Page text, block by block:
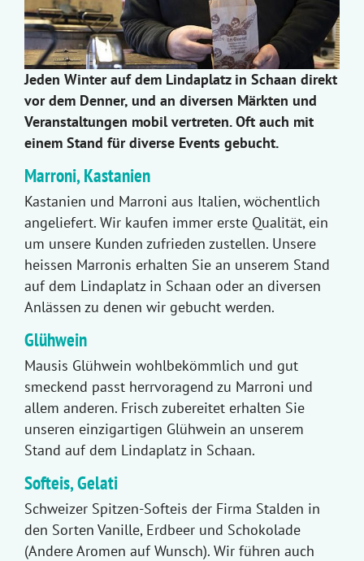
Jeden Winter auf dem Lindaplatz in Schaan direkt
vor dem Denner, und an diversen Märkten und
Veranstaltungen mobil vertreten. Oft auch mit
einem Stand für diverse Events gebucht.
Marroni, Kastanien
Kastanien und Marroni aus Italien, wöchentlich
angeliefert. Wir kaufen immer erste Qualität, ein
um unsere Kunden zufrieden zustellen. Unsere
heissen Marronis erhalten Sie an unserem Stand
auf dem Lindaplatz in Schaan oder an diversen
Anlässen zu denen wir gebucht werden.
Glühwein
Mausis Glühwein wohlbekömmlich und gut
smeckend passt herrvoragend zu Marroni und
allem anderen. Frisch zubereitet erhalten Sie
unseren einzigartigen Glühwein an unserem
Stand auf dem Lindaplatz in Schaan.
Softeis, Gelati
Schweizer Spitzen-Softeis der Firma Stalden in
den Sorten Vanille, Erdbeer und Schokolade
(Andere Aromen auf Wunsch). Wir führen auch